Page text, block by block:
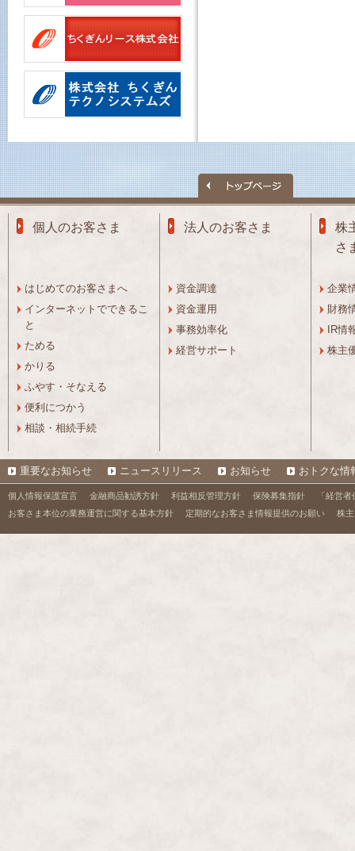
個人のお客さま
はじめてのお客さまへ
インターネットでできるこ
と
ためる
かりる
ふやす・そなえる
便利につかう
相談・相続手続
法人のお客さま
資金調達
資金運用
事務効率化
経営サポート
株
さ
企業
財務
IR情
株主
重要なお知らせ ニュースリリース お知らせ おトクな情
個人情報保護宣言 金融商品勧誘方針 利益相反管理方針 保険募集指針
「経営
お客さま本位の業務運営に関する基本方針
定期的なお客さま情報提供のお願い 株